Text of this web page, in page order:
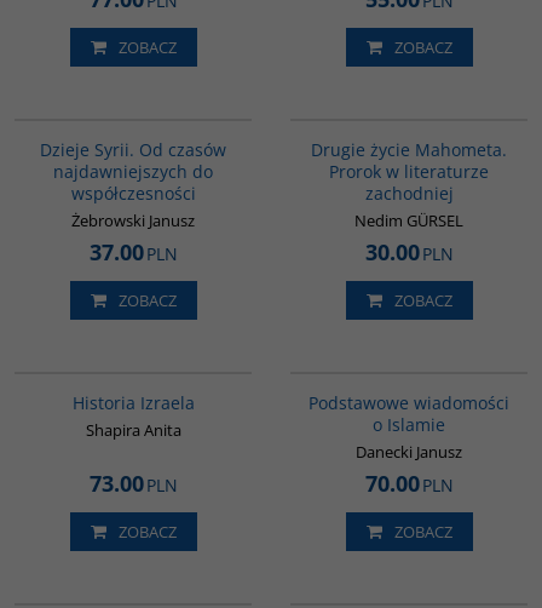
ZOBACZ ZOBACZ
Dzieje Syrii. Od czasów
najdawniejszych do
współczesności
Żebrowski Janusz
37.00PLN
ZOBACZ
Drugie życie Mahometa.
Prorok w literaturze
zachodniej
Nedim GÜRSEL
30.00PLN
ZOBACZ
Historia Izraela
Shapira Anita
73.00PLN
ZOBACZ
Podstawowe wiadomości
o Islamie
Danecki Janusz
70.00PLN
ZOBACZ